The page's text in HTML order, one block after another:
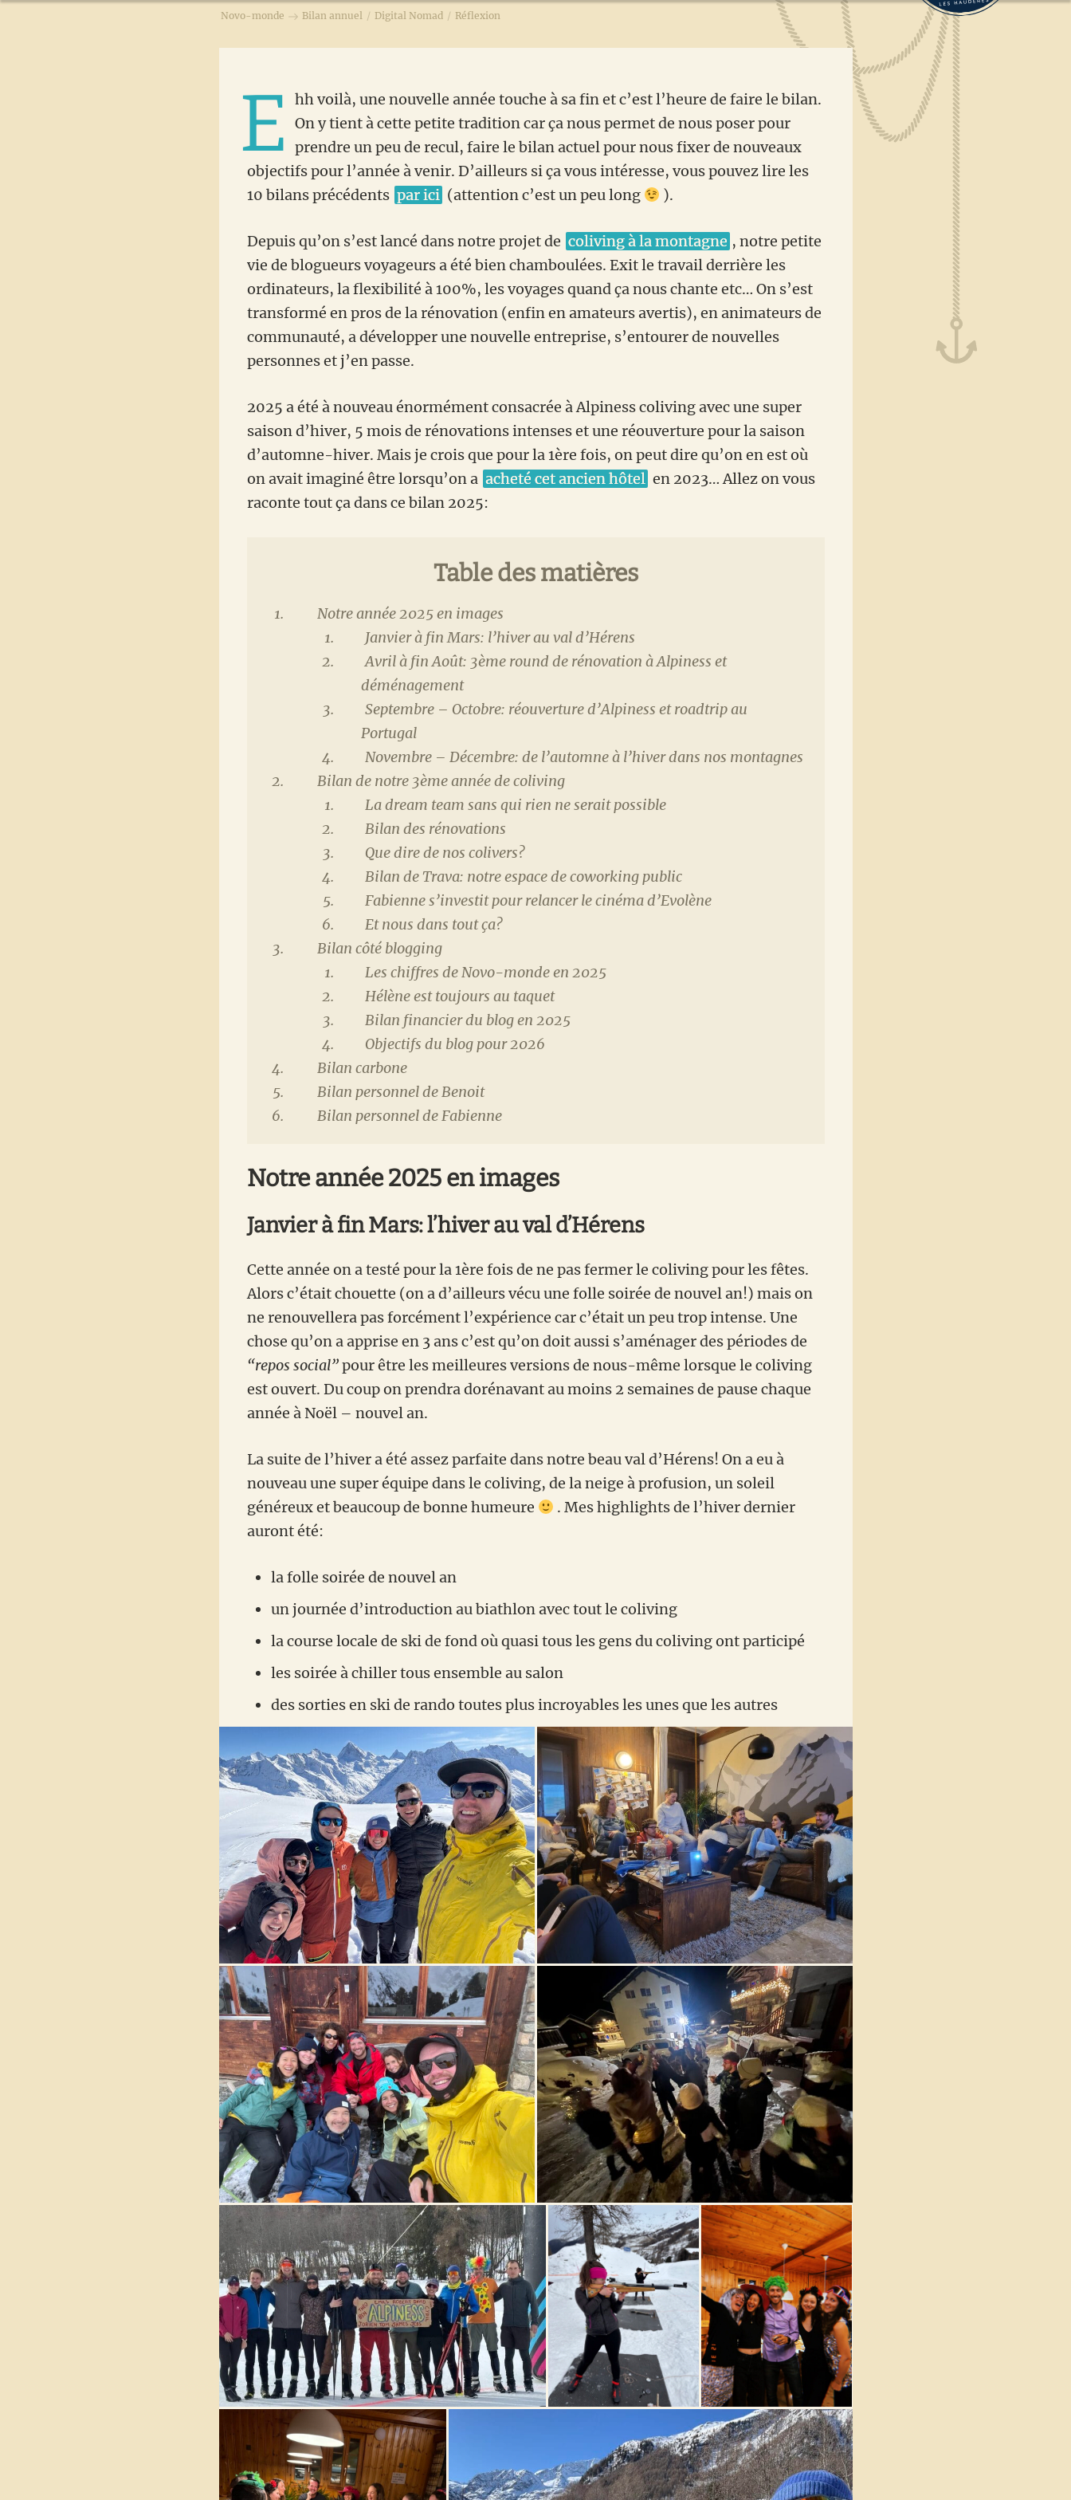
Novo-monde Bilan annuel / Digital Nomad / Réflexion
E
hh voilà, une nouvelle année touche à sa fin et c’est l’heure de faire le bilan.
On y tient à cette petite tradition car ça nous permet de nous poser pour
prendre un peu de recul, faire le bilan actuel pour nous fixer de nouveaux
objectifs pour l’année à venir. D’ailleurs si ça vous intéresse, vous pouvez lire les
10 bilans précédents par ici (attention c’est un peu long ).
Depuis qu’on s’est lancé dans notre projet de coliving à la montagne , notre petite
vie de blogueurs voyageurs a été bien chamboulées. Exit le travail derrière les
ordinateurs, la flexibilité à 100%, les voyages quand ça nous chante etc… On s’est
transformé en pros de la rénovation (enfin en amateurs avertis), en animateurs de
communauté, a développer une nouvelle entreprise, s’entourer de nouvelles
personnes et j’en passe.
2025 a été à nouveau énormément consacrée à Alpiness coliving avec une super
saison d’hiver, 5 mois de rénovations intenses et une réouverture pour la saison
d’automne-hiver. Mais je crois que pour la 1ère fois, on peut dire qu’on en est où
on avait imaginé être lorsqu’on a acheté cet ancien hôtel en 2023… Allez on vous
raconte tout ça dans ce bilan 2025:
Table des matières
Notre année 2025 en images
Janvier à fin Mars: l’hiver au val d’Hérens
Avril à fin Août: 3ème round de rénovation à Alpiness et
déménagement
Septembre – Octobre: réouverture d’Alpiness et roadtrip au
Portugal
Novembre – Décembre: de l’automne à l’hiver dans nos montagnes
Bilan de notre 3ème année de coliving
La dream team sans qui rien ne serait possible
Bilan des rénovations
Que dire de nos colivers?
Bilan de Trava: notre espace de coworking public
Fabienne s’investit pour relancer le cinéma d’Evolène
Et nous dans tout ça?
Bilan côté blogging
Les chiffres de Novo-monde en 2025
Hélène est toujours au taquet
Bilan financier du blog en 2025
Objectifs du blog pour 2026
Bilan carbone
Bilan personnel de Benoit
Bilan personnel de Fabienne
Notre année 2025 en images
Janvier à fin Mars: l’hiver au val d’Hérens
Cette année on a testé pour la 1ère fois de ne pas fermer le coliving pour les fêtes.
Alors c’était chouette (on a d’ailleurs vécu une folle soirée de nouvel an!) mais on
ne renouvellera pas forcément l’expérience car c’était un peu trop intense. Une
chose qu’on a apprise en 3 ans c’est qu’on doit aussi s’aménager des périodes de
“repos social”pour être les meilleures versions de nous-même lorsque le coliving
est ouvert. Du coup on prendra dorénavant au moins 2 semaines de pause chaque
année à Noël – nouvel an.
La suite de l’hiver a été assez parfaite dans notre beau val d’Hérens! On a eu à
nouveau une super équipe dans le coliving, de la neige à profusion, un soleil
généreux et beaucoup de bonne humeure
. Mes highlights de l’hiver dernier
auront été:
la folle soirée de nouvel an
un journée d’introduction au biathlon avec tout le coliving
la course locale de ski de fond où quasi tous les gens du coliving ont participé
les soirée à chiller tous ensemble au salon
des sorties en ski de rando toutes plus incroyables les unes que les autres